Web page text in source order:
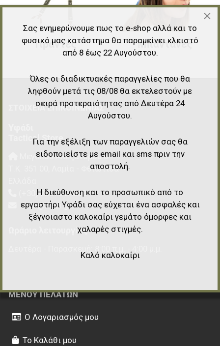
Τιράντες Μπαντάνες
ΣΤΟΙΧΕΊΑ EΠΙΚΟΙΝΩΝΊΑΣ
Tactical Store
Μεγάλου Αλεξάνδρου 6
Λαμία - Φθιώτιδα
(+30) 22310 24808
info@ifadi.gr
Ωράριο λειτουργίας
ΜΕΝΟΎ ΠΕΛΑΤΏΝ
Ο Λογαριασμός μου
Το Καλάθι μου
×
Σας ενημερώνουμε πως το e-shop αλλά και το
φυσικό μας κατάστημα θα παραμείνει κλειστό
από 8 έως 22 Αυγούστου.
Όλες οι διαδικτυακές παραγγελίες που θα
ληφθούν μετά τις 08/08 θα εκτελεστούν με
σειρά προτεραιότητας από Δευτέρα 24
Αυγούστου.
Για την εξέλιξη των παραγγελιών σας θα
ειδοποιείστε με email και sms πριν την
αποστολή.
Η διεύθυνση και το προσωπικό από το
εργαστήρι Υφάδι σας εύχεται ένα ασφαλές και
ξέγνοιαστο καλοκαίρι γεμάτο όμορφες και
χαλαρές στιγμές.
Καλό καλοκαίρι